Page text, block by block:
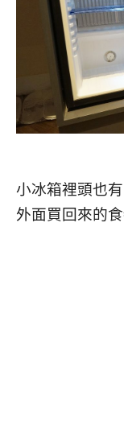
小冰箱裡頭也
外面買回來的